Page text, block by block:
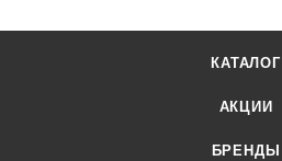
КАТАЛОГ
АКЦИИ
БРЕНДЫ